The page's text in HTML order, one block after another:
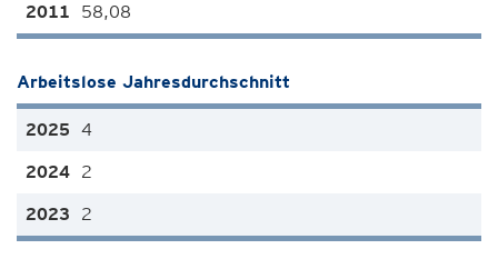
58,08
Arbeitslose Jahresdurchschnitt
4
2
2